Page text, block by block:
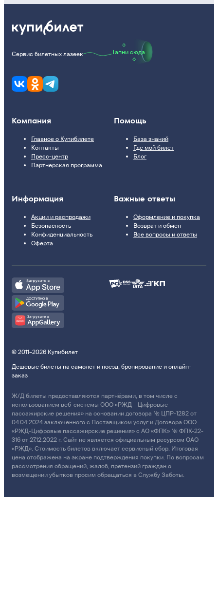
Сервис билетных лазеек Тапни сюда
Компания
Главное о Купибилете
Контакты
Пресс-центр
Партнерская программа
Помощь
База знаний
Где мой билет
Блог
Информация
Акции и распродажи
Безопасность
Конфиденциальность
Оферта
Важные ответы
Оформление и покупка
Возврат и обмен
Все вопросы и ответы
© 2011–2026 Купибилет
Дешевые билеты на самолет и поезд, бронирование и онлайн-
заказ
Ж/Д билеты предоставляются партнёрами, в том числе с
использованием веб-системы ООО «РЖД – Цифровые
пассажирские решения» на основании договора № ЦПР-1282 от
04.04.2024 заключенного с Поставщиком услуг и Договора ООО
«РЖД-Цифровые пассажирские решения» с АО «ФПК» № ФПК-22-
316 от 27.12.2022 г. Сайт не является официальным ресурсом ОАО
«РЖД». Стоимость билетов включает сервисный сбор. Итоговая
цена отображена на экране подтверждения покупки. По вопросам
рассмотрения обращений, жалоб, претензий граждан о
возмещении убытков просим обращаться в Службу Заботы.